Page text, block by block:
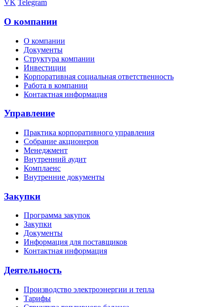
VK Telegram
О компании
О компании
Документы
Структура компании
Инвестиции
Корпоративная социальная ответственность
Работа в компании
Контактная информация
Управление
Практика корпоративного управления
Собрание акционеров
Менеджмент
Внутренний аудит
Комплаенс
Внутренние документы
Закупки
Программа закупок
Закупки
Документы
Информация для поставщиков
Контактная информация
Деятельность
Производство электроэнергии и тепла
Тарифы